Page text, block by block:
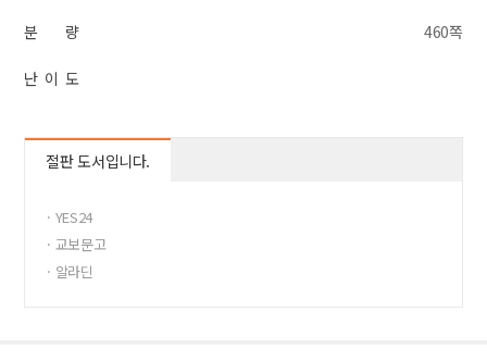
분 량 460쪽
난 이 도
절판 도서입니다.
· YES24
· 교보문고
· 알라딘